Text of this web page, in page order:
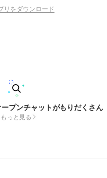
リをダウンロード
プンチャットがもりだくさん
もっと見る